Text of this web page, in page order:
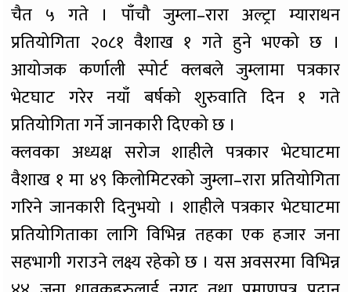
चैत ५ गते । पाँचौ जुम्ला–रारा अल्ट्रा म्याराथन
प्रतियोगिता २०८१ वैशाख १ गते हुने भएको छ ।
आयोजक कर्णाली स्पोर्ट क्लबले जुम्लामा पत्रकार
भेटघाट गरेर नयाँ बर्षको शुरुवाति दिन १ गते
प्रतियोगिता गर्ने जानकारी दिएको छ ।
क्लवका अध्यक्ष सरोज शाहीले पत्रकार भेटघाटमा
वैशाख १ मा ४९ किलोमिटरको जुम्ला–रारा प्रतियोगिता
गरिने जानकारी दिनुभयो । शाहीले पत्रकार भेटघाटमा
प्रतियोगिताका लागि विभिन्न तहका एक हजार जना
सहभागी गराउने लक्ष्य रहेको छ । यस अवसरमा विभिन्न